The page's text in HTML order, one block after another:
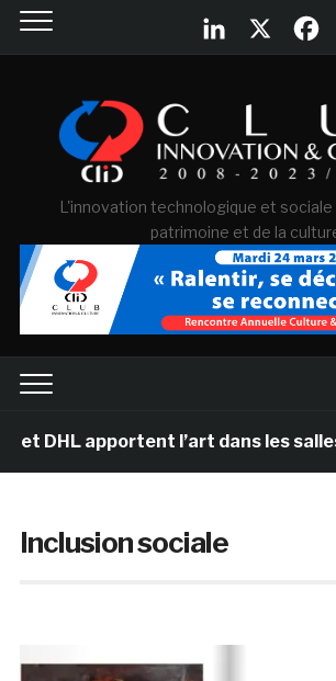
L'innovation technologique et sociale
patrimoine et de la
apportent l’art dans les salles de
Inclusion sociale